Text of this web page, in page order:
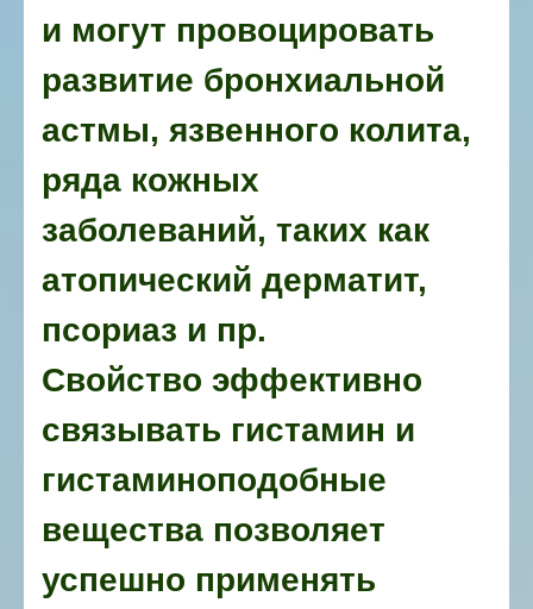
и могут провоцировать
развитие бронхиальной
астмы, язвенного колита,
ряда кожных
заболеваний, таких как
атопический дерматит,
псориаз и пр.
Свойство эффективно
связывать гистамин и
гистаминоподобные
вещества позволяет
успешно применять